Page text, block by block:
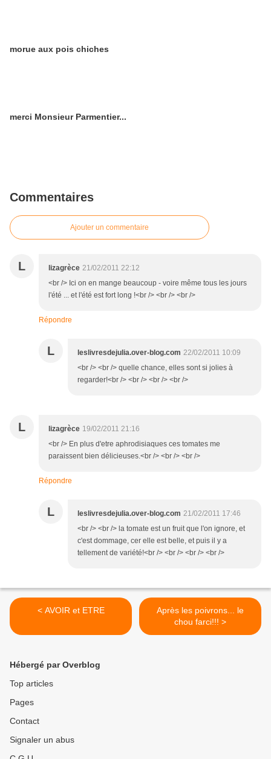
morue aux pois chiches
merci Monsieur Parmentier...
Commentaires
Ajouter un commentaire
L lizagrèce 21/02/2011 22:12
<br /> Ici on en mange beaucoup - voire même tous les jours
l'été ... et l'été est fort long !<br /> <br /> <br />
Répondre
L leslivresdejulia.over-blog.com 22/02/2011 10:09
<br /> <br /> quelle chance, elles sont si jolies à
regarder!<br /> <br /> <br /> <br />
L lizagrèce 19/02/2011 21:16
<br /> En plus d'etre aphrodisiaques ces tomates me
paraissent bien délicieuses.<br /> <br /> <br />
Répondre
L leslivresdejulia.over-blog.com 21/02/2011 17:46
<br /> <br /> la tomate est un fruit que l'on ignore, et
c'est dommage, cer elle est belle, et puis il y a
tellement de variété!<br /> <br /> <br /> <br />
< AVOIR et ETRE
Après les poivrons... le
chou farci!!! >
Hébergé par Overblog
Top articles
Pages
Contact
Signaler un abus